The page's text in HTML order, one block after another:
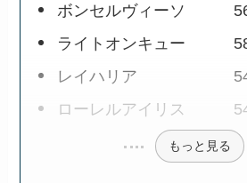
ボンセルヴィーソ
ライトオンキュー
レイハリア 54.0
ローレルアイリス
もっと見る